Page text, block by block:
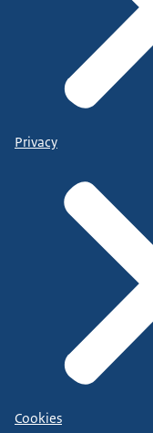
Privacy
Cookies